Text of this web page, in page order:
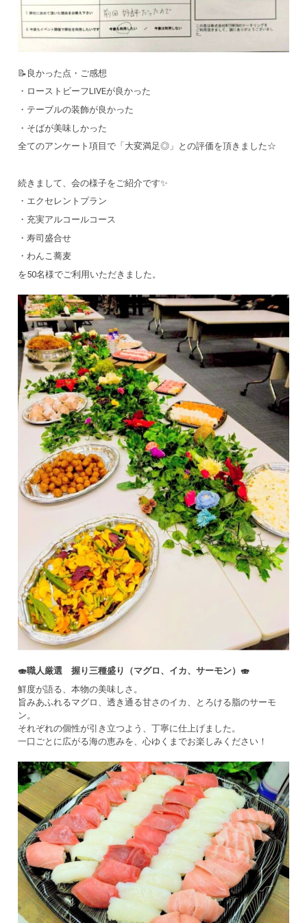
📝良かった点・ご感想
・ローストビーフLIVEが良かった
・テーブルの装飾が良かった
・そばが美味しかった
全てのアンケート項目で「大変満足◎」との評価を頂きました☆
続きまして、会の様子をご紹介です✨
・エクセレントプラン
・充実アルコールコース
・寿司盛合せ
・わんこ蕎麦
を50名様でご利用いただきました。
🍣職人厳選 握り三種盛り（マグロ、イカ、サーモン）🍣
鮮度が語る、本物の美味しさ。
旨みあふれるマグロ、透き通る甘さのイカ、とろける脂のサーモ
ン。
それぞれの個性が引き立つよう、丁寧に仕上げました。
一口ごとに広がる海の恵みを、心ゆくまでお楽しみください！